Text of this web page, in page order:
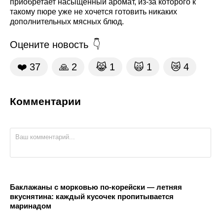
такому пюре уже не хочется готовить никаких
дополнительных мясных блюд.
Оцените новость
❤️ 37 🙏 2 😹 1 🙀 1 😿 4
Комментарии
Баклажаны с морковью по-корейски — летняя
вкуснятина: каждый кусочек пропитывается
маринадом